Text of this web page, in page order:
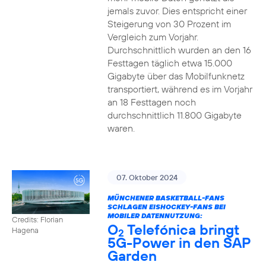
jemals zuvor. Dies entspricht einer
Steigerung von 30 Prozent im
Vergleich zum Vorjahr.
Durchschnittlich wurden an den 16
Festtagen täglich etwa 15.000
Gigabyte über das Mobilfunknetz
transportiert, während es im Vorjahr
an 18 Festtagen noch
durchschnittlich 11.800 Gigabyte
waren.
Credits: Florian
Hagena
07. Oktober 2024
MÜNCHENER BASKETBALL-FANS
SCHLAGEN EISHOCKEY-FANS BEI
MOBILER DATENNUTZUNG:
O2 Telefónica bringt
5G-Power in den SAP
Garden